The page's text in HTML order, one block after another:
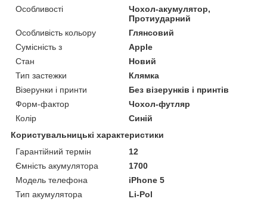
Особливості
Чохол-акумулятор,
Протиударний
Особливість кольору
Глянсовий
Сумісність з
Apple
Стан
Новий
Тип застежки
Клямка
Візерунки і принти
Без візерунків і принтів
Форм-фактор
Чохол-футляр
Колір
Синій
Користувальницькі характеристики
Гарантійний термін
12
Ємність акумулятора
1700
Модель телефона
iPhone 5
Тип акумулятора
Li-Pol